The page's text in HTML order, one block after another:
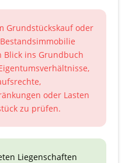
Grundstückskauf oder
Blick ins Grundbuch
oder Lasten
zu prüfen.
Liegenschaften